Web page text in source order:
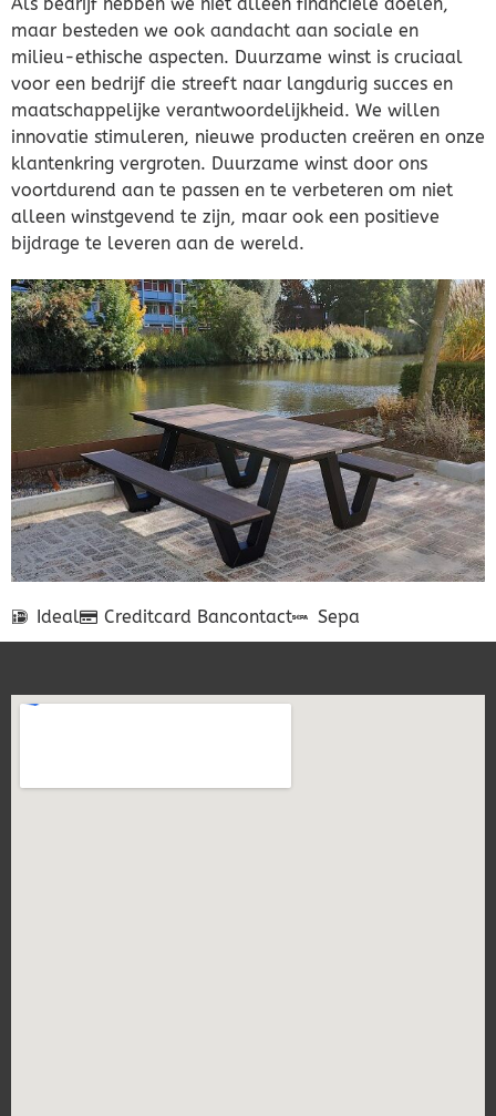
maar besteden we ook aandacht aan sociale en
milieu-ethische aspecten. Duurzame winst is cruciaal
voor een bedrijf die streeft naar langdurig succes en
maatschappelijke verantwoordelijkheid. We willen
innovatie stimuleren, nieuwe producten creëren en onze
klantenkring vergroten. Duurzame winst door ons
voortdurend aan te passen en te verbeteren om niet
alleen winstgevend te zijn, maar ook een positieve
bijdrage te leveren aan de wereld.
Ideal Creditcard Bancontact Sepa